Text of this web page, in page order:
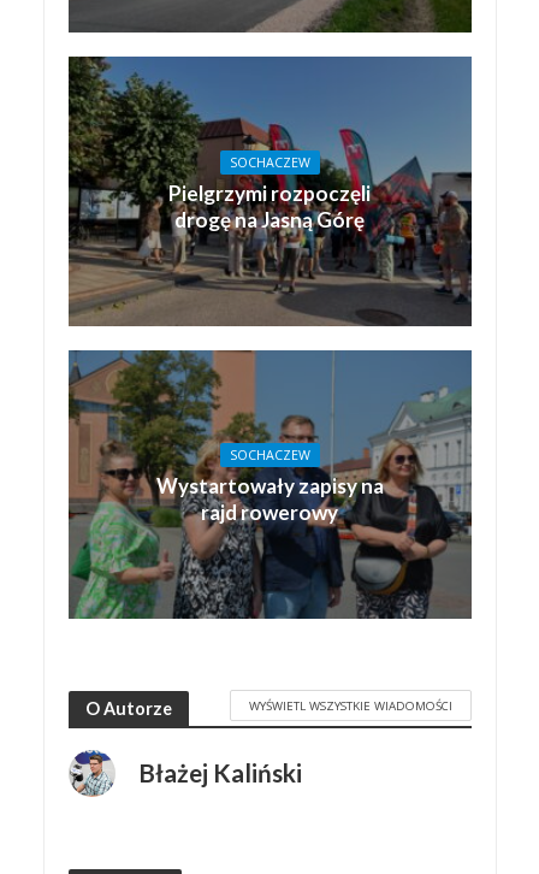
SOCHACZEW
Pielgrzymi rozpoczęli
drogę na Jasną Górę
SOCHACZEW
Wystartowały zapisy na
rajd rowerowy
O Autorze WYŚWIETL WSZYSTKIE WIADOMOŚCI
Błażej Kaliński